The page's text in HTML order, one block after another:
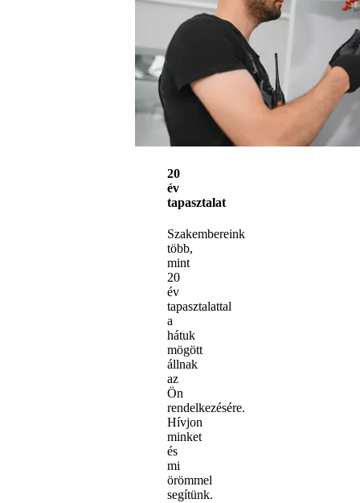
20
év
tapasztalat
Szakembereink
több,
mint
20
év
tapasztalattal
a
hátuk
mögött
állnak
az
Ön
rendelkezésére.
Hívjon
minket
és
mi
örömmel
segítünk.